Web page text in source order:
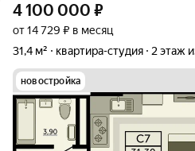
4 100 000 ₽
от 14 729 ₽ в месяц
31,4 м²
квартира-студия 2 этаж
новостройка